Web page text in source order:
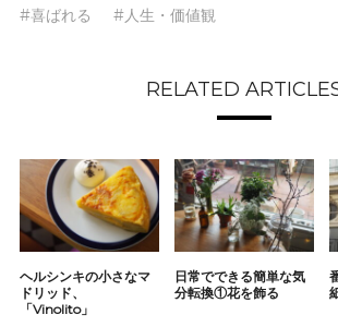
#喜ばれる
#人生・価値観
RELATED
ヘルシンキの小さなマ
ドリッド、
「Vinolito」
日常でできる簡単な気
分転換①花を飾る